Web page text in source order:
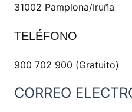
31002 Pamplona/Iruña
TELÉFONO
900 702 900 (Gratuito)
CORREO